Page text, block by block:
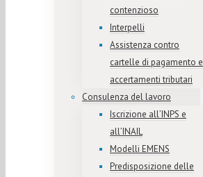
contenzioso
Interpelli
Assistenza contro
cartelle di pagamento e
accertamenti tributari
Consulenza del lavoro
Iscrizione all’INPS e
all’INAIL
Modelli EMENS
Predisposizione delle